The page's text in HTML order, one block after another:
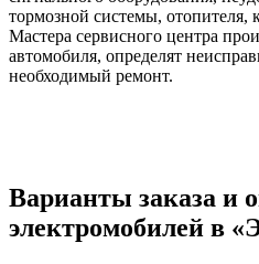
тормозной системы, отопителя,
Мастера сервисного центра
автомобиля, определят
необходимый ремонт.
Варианты заказа и
электромобилей в